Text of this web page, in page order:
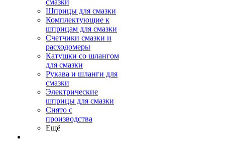
смазки
Шприцы для смазки
Комплектующие к
шприцам для смазки
Счетчики смазки и
расходомеры
Катушки со шлангом
для смазки
Рукава и шланги для
смазки
Электрические
шприцы для смазки
Снято с
производства
Ещё